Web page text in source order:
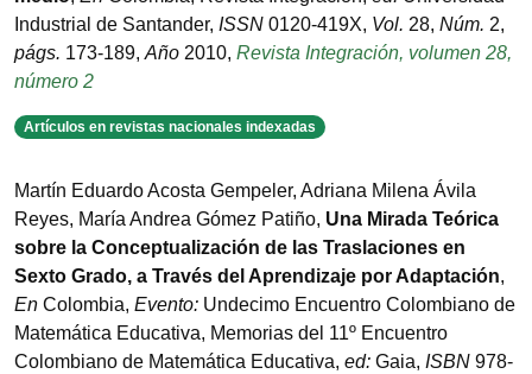
Industrial de Santander, ISSN 0120-419X, Vol. 28, Núm. 2,
págs. 173-189, Año 2010, Revista Integración, volumen 28,
número 2
Artículos en revistas nacionales indexadas
Martín Eduardo Acosta Gempeler, Adriana Milena Ávila
Reyes, María Andrea Gómez Patiño, Una Mirada Teórica
sobre la Conceptualización de las Traslaciones en
Sexto Grado, a Través del Aprendizaje por Adaptación,
En Colombia, Evento: Undecimo Encuentro Colombiano de
Matemática Educativa, Memorias del 11º Encuentro
Colombiano de Matemática Educativa, ed: Gaia, ISBN 978-